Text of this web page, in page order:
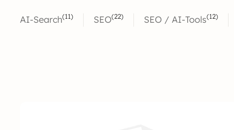
AI-Search(11) SEO(22) SEO / AI-Tools(12)